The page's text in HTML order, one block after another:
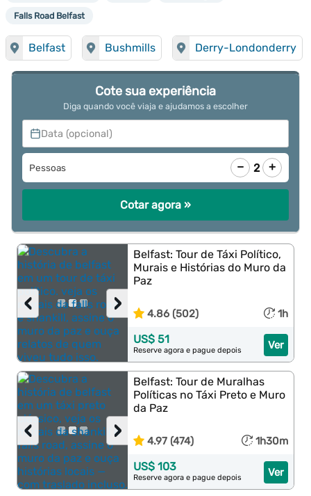
Falls Road Belfast
Belfast Bushmills Derry-Londonderry
Cote sua experiência
Diga quando você viaja e ajudamos a escolher
Data (opcional)
Pessoas − 2 +
Cotar agora »
›
‹
Belfast: Tour de Táxi Político,
Murais e Histórias do Muro da
Paz
4.86 (502) 1h
Ver
US$ 51
Reserve agora e pague depois
›
‹
Belfast: Tour de Muralhas
Políticas no Táxi Preto e Muro
da Paz
4.97 (474) 1h30m
Ver
US$ 103
Reserve agora e pague depois